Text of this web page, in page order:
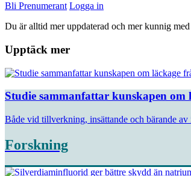
Bli Prenumerant Logga in
Du är alltid mer uppdaterad och mer kunnig
Upptäck mer
Studie sammanfattar kunskapen
Både vid tillverkning, insättande och bärande
Forskning